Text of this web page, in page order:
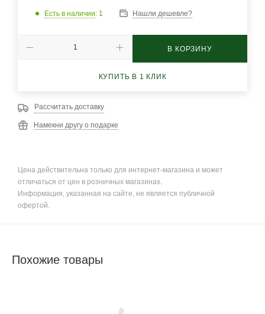
Есть в наличии: 1 Нашли дешевле?
В КОРЗИНУ
КУПИТЬ В 1 КЛИК
Рассчитать доставку
Намекни другу о подарке
Цена действительна только для интернет-магазина и может
отличаться от цен в розничных магазинах.
Информация, указанная на сайте, не является публичной
офертой.
Похожие товары